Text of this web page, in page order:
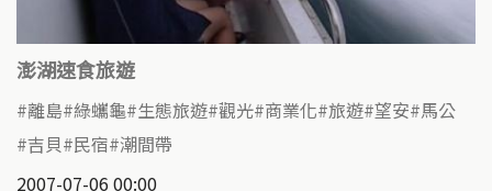
澎湖速食旅遊
離島 綠蠵龜 生態旅遊 觀光 商業化 旅遊 望安 馬公
吉貝 民宿 潮間帶
2007-07-06 00:00